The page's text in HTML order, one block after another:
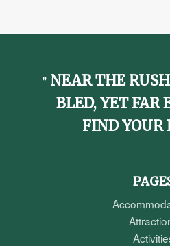
NEAR THE
BLED, YET FAR
FIND YOUR